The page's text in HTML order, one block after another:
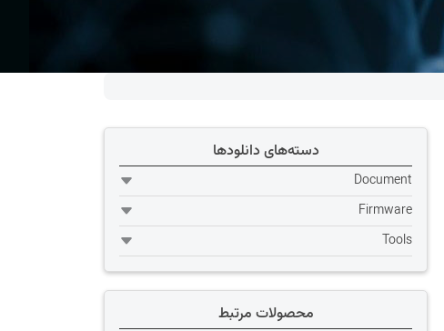
دسته‌های دانلودها
Document
Firmware
Tools
محصولات مرتبط